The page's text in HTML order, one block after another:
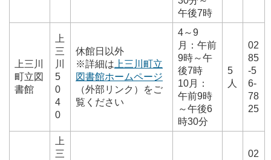
午後7時
上三川
町立図
書館
上
三
川
5
0
4
0
休館日以外
※詳細は 上三川町立
図書館ホームページ
（外部リンク）をご
覧ください
4～9
月：午前
9時～午
後7時
10月：
午前9時
～午後6
時30分
5
人
02
85
-5
6-
78
25
上
三
02